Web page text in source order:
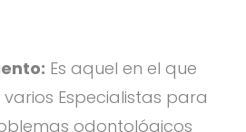
Es aquel en el que
Especialistas para
odontológicos